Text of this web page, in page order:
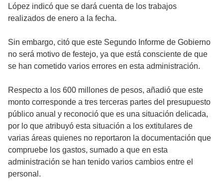
López indicó que se dará cuenta de los trabajos
realizados de enero a la fecha.
Sin embargo, citó que este Segundo Informe de Gobierno
no será motivo de festejo, ya que está consciente de que
se han cometido varios errores en esta administración.
Respecto a los 600 millones de pesos, añadió que este
monto corresponde a tres terceras partes del presupuesto
público anual y reconoció que es una situación delicada,
por lo que atribuyó esta situación a los extitulares de
varias áreas quienes no reportaron la documentación que
compruebe los gastos, sumado a que en esta
administración se han tenido varios cambios entre el
personal.